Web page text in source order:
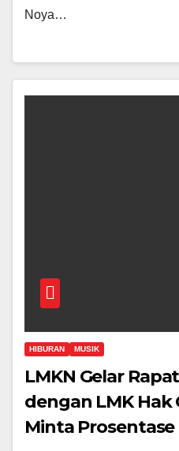
Noya…
HIBURAN MUSIK
LMKN Gelar
dengan LMK Hak
Minta